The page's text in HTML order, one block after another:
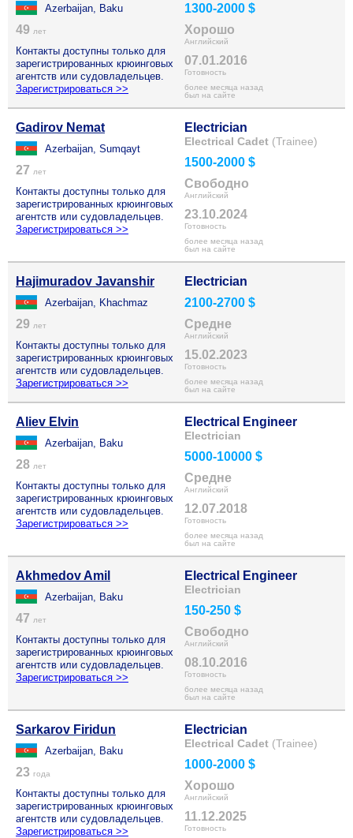
Azerbaijan, Baku
49 лет
Контакты доступны только для
зарегистрированных крюинговых
агентств или судовладельцев.
Зарегистрироваться >>
1300-2000 $
Хорошо
Английский
07.01.2016
Готовность
более месяца назад
был на сайте
Gadirov Nemat
Azerbaijan, Sumqayt
27 лет
Контакты доступны только для
зарегистрированных крюинговых
агентств или судовладельцев.
Зарегистрироваться >>
Electrician
Electrical Cadet (Trainee)
1500-2000 $
Свободно
Английский
23.10.2024
Готовность
более месяца назад
был на сайте
Hajimuradov Javanshir
Azerbaijan, Khachmaz
29 лет
Контакты доступны только для
зарегистрированных крюинговых
агентств или судовладельцев.
Зарегистрироваться >>
Electrician
2100-2700 $
Средне
Английский
15.02.2023
Готовность
более месяца назад
был на сайте
Aliev Elvin
Azerbaijan, Baku
28 лет
Контакты доступны только для
зарегистрированных крюинговых
агентств или судовладельцев.
Зарегистрироваться >>
Electrical Engineer
Electrician
5000-10000 $
Средне
Английский
12.07.2018
Готовность
более месяца назад
был на сайте
Akhmedov Amil
Azerbaijan, Baku
47 лет
Контакты доступны только для
зарегистрированных крюинговых
агентств или судовладельцев.
Зарегистрироваться >>
Electrical Engineer
Electrician
150-250 $
Свободно
Английский
08.10.2016
Готовность
более месяца назад
был на сайте
Sarkarov Firidun
Azerbaijan, Baku
23 года
Контакты доступны только для
зарегистрированных крюинговых
агентств или судовладельцев.
Зарегистрироваться >>
Electrician
Electrical Cadet (Trainee)
1000-2000 $
Хорошо
Английский
11.12.2025
Готовность